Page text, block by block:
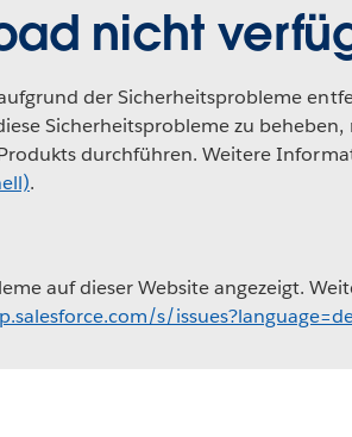
nicht
der Sicherheitsprobleme
Sicherheitsprobleme zu beheben,
durchführen. Weitere
.
auf dieser Website angezeigt.
s/